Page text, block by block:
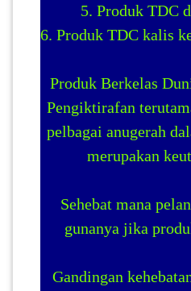
5. Produk TDC
6. Produk TDC kalis
Produk Berkelas
Pengiktirafan
pelbagai anugerah
merupakan
Sehebat mana
gunanya jika
Gandingan